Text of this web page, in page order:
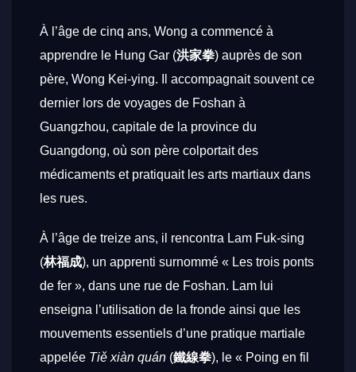
À l’âge de cinq ans, Wong a commencé à
apprendre le Hung Gar (洪家拳) auprès de son
père, Wong Kei-ying. Il accompagnait souvent ce
dernier lors de voyages de Foshan à
Guangzhou, capitale de la province du
Guangdong, où son père colportait des
médicaments et pratiquait les arts martiaux dans
les rues.
À l’âge de treize ans, il rencontra Lam Fuk-sing
(林福成), un apprenti surnommé « Les trois ponts
de fer », dans une rue de Foshan. Lam lui
enseigna l’utilisation de la fronde ainsi que les
mouvements essentiels d’une pratique martiale
appelée Tiě xiàn quán (鐵線拳), le « Poing en fil